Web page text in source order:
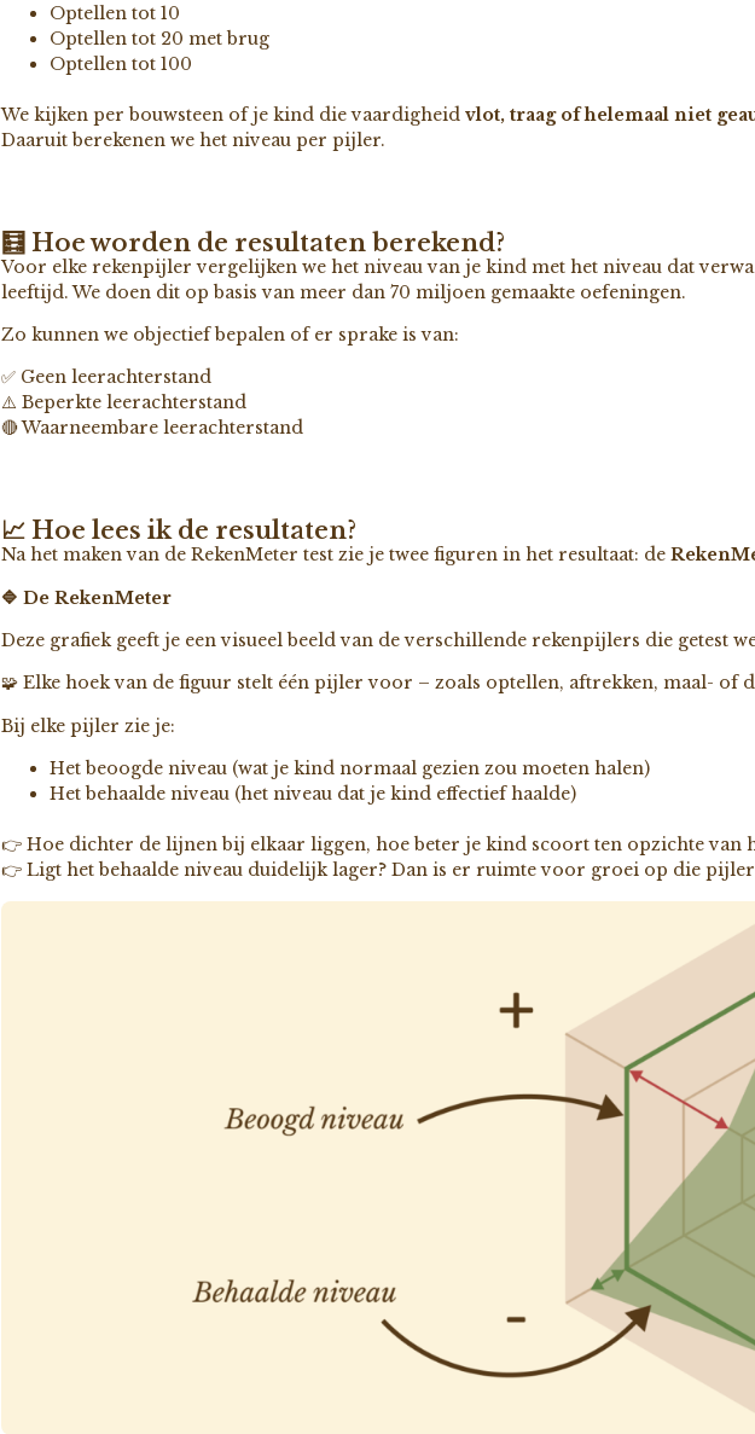
Optellen tot 10
Optellen tot 20 met brug
Optellen tot 100
We kijken per bouwsteen of je kind die vaardigheid vlot, traag of helemaal niet
Daaruit berekenen we het niveau per pijler.
🧮 Hoe worden de resultaten berekend?
Voor elke rekenpijler vergelijken we het niveau van je kind met het niveau dat
leeftijd. We doen dit op basis van meer dan 70 miljoen gemaakte oefeningen.
Zo kunnen we objectief bepalen of er sprake is van:
✅ Geen leerachterstand
⚠️ Beperkte leerachterstand
🔴 Waarneembare leerachterstand
📈 Hoe lees ik de resultaten?
Na het maken van de RekenMeter test zie je twee figuren in het resultaat: de
🔷 De RekenMeter
Deze grafiek geeft je een visueel beeld van de verschillende rekenpijlers die getest
🧩 Elke hoek van de figuur stelt één pijler voor – zoals optellen, aftrekken, maal- of
Bij elke pijler zie je:
Het beoogde niveau (wat je kind normaal gezien zou moeten halen)
Het behaalde niveau (het niveau dat je kind effectief haalde)
👉 Hoe dichter de lijnen bij elkaar liggen, hoe beter je kind scoort ten opzichte van
👉 Ligt het behaalde niveau duidelijk lager? Dan is er ruimte voor groei op die